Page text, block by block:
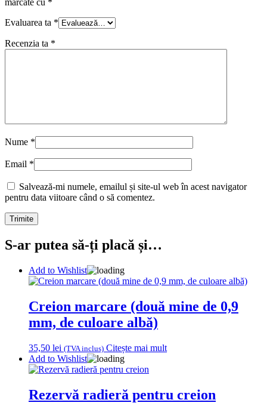
marcate cu *
Evaluarea ta *
Recenzia ta *
Nume *
Email *
Salvează-mi numele, emailul și site-ul web în acest navigator
pentru data viitoare când o să comentez.
S-ar putea să-ți placă și…
Add to Wishlist
Creion marcare (două mine de 0,9
mm, de culoare albă)
35,50 lei (TVA inclus) Citește mai mult
Add to Wishlist
Rezervă radieră pentru creion